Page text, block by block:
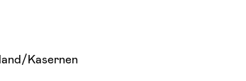
Kasernen